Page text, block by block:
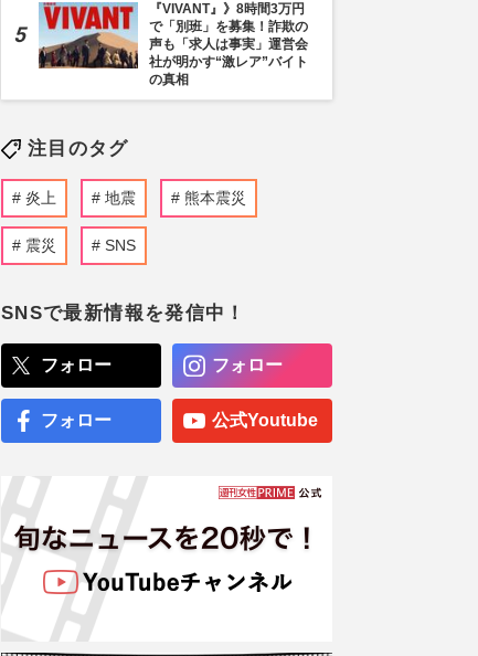
『VIVANT』》8時間3万円
で「別班」を募集！詐欺の
声も「求人は事実」運営会
社が明かす“激レア”バイト
の真相
注目のタグ
炎上 地震 熊本震災
震災 SNS
SNSで最新情報を発信中！
フォロー フォロー
フォロー 公式Youtube